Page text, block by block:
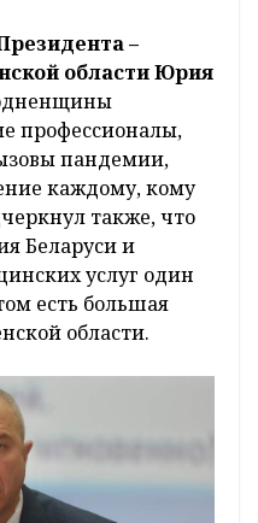
–
области Юрия
профессионалы,
пандемии,
каждому, кому
также, что
Беларуси и
услуг один
есть большая
области.